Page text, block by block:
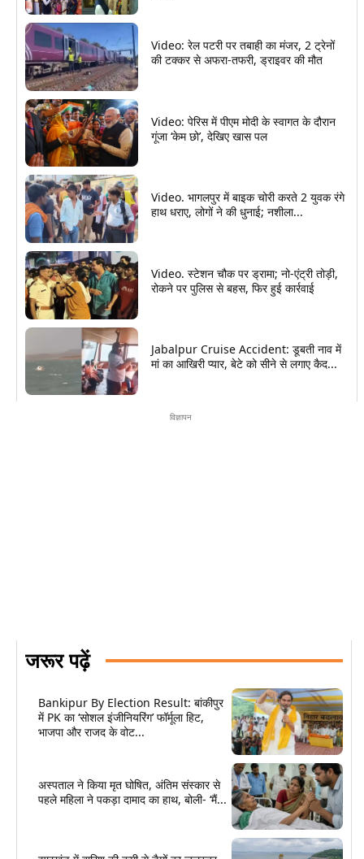
Video: रेल पटरी पर तबाही का मंजर, 2 ट्रेनों
की टक्कर से अफरा-तफरी, ड्राइवर की मौत
Video: पेरिस में पीएम मोदी के स्वागत के दौरान
गूंजा ‘केम छो’, देखिए खास पल
Video. भागलपुर में बाइक चोरी करते 2 युवक रंगे
हाथ धराए, लोगों ने की धुनाई; नशीला...
Video. स्टेशन चौक पर ड्रामा; नो-एंट्री तोड़ी,
रोकने पर पुलिस से बहस, फिर हुई कार्रवाई
Jabalpur Cruise Accident: डूबती नाव में
मां का आखिरी प्यार, बेटे को सीने से लगाए कैद...
विज्ञापन
जरूर पढ़ें
Bankipur By Election Result: बांकीपुर
में PK का ‘सोशल इंजीनियरिंग’ फॉर्मूला हिट,
भाजपा और राजद के वोट...
अस्पताल ने किया मृत घोषित, अंतिम संस्कार से
पहले महिला ने पकड़ा दामाद का हाथ, बोली- ‘मैं...